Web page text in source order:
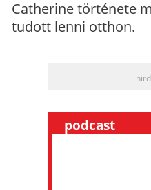
Catherine története
tudott lenni otthon.
podcast